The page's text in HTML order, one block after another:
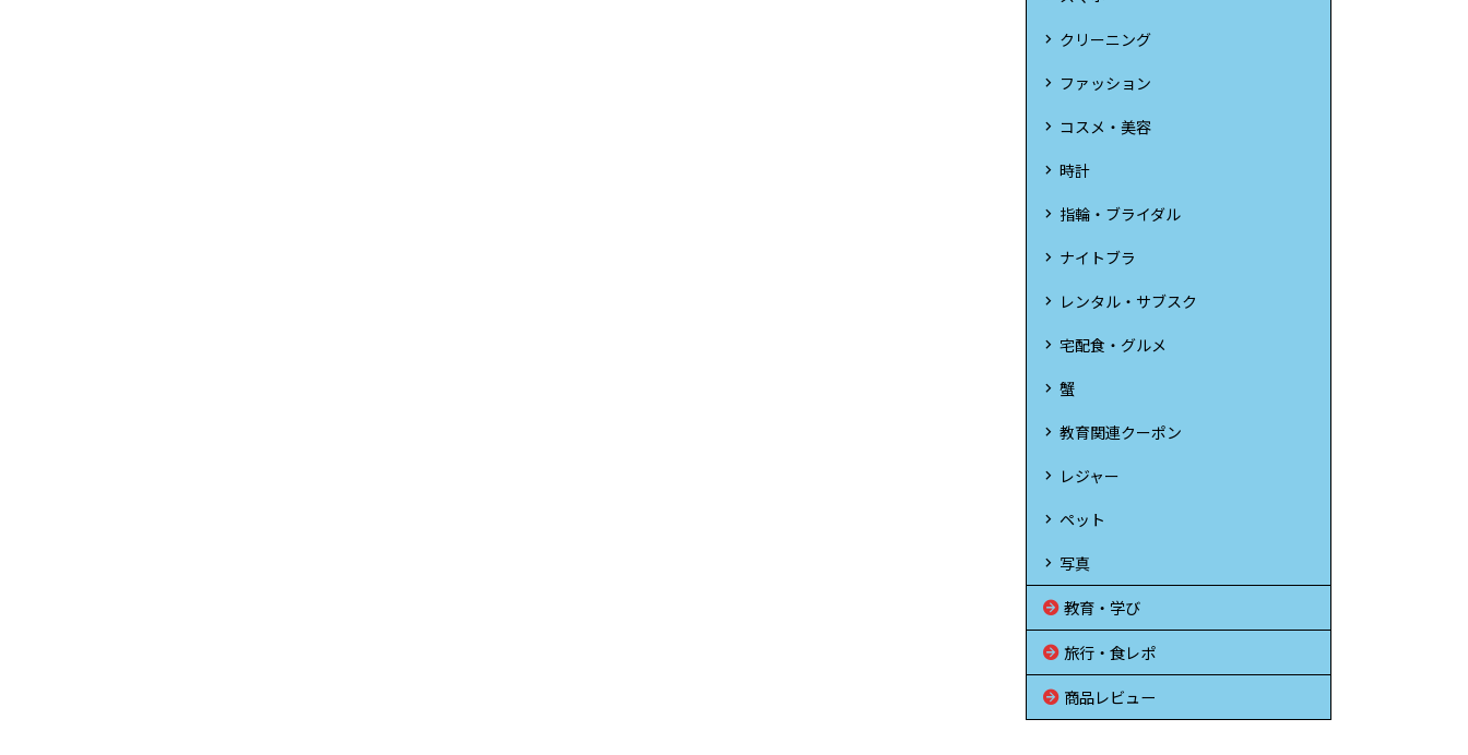
クリーニング
ファッション
コスメ・美容
時計
指輪・ブライダル
ナイトブラ
レンタル・サブスク
宅配食・グルメ
蟹
教育関連クーポン
レジャー
ペット
写真
教育・学び
旅行・食レポ
商品レビュー